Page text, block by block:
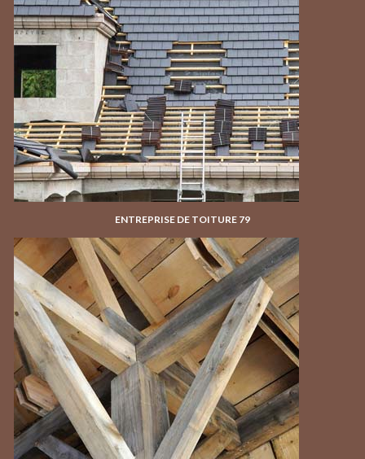
ENTREPRISE DE TOITURE 79